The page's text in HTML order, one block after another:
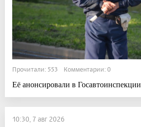
Прочитали: 553 Комментарии: 0
Её анонсировали в Госавтоинспекции
10:30, 7 авг 2026